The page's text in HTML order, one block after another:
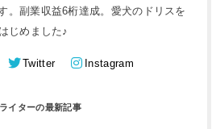
。副業収益6桁達成。愛犬のドリスを
じめました♪
Twitter Instagram